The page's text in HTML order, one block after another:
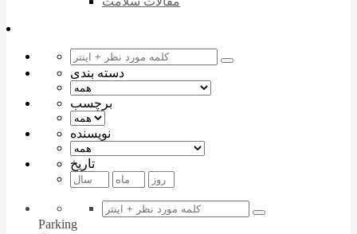
دسته بندی
برچسب
نویسنده
تاریخ
Parking